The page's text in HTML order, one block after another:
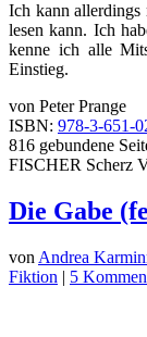
Ich kann allerdings
lesen kann. Ich
kenne ich alle
Einstieg.
von Peter Prange
ISBN: 978-3-651-
816 gebundene
FISCHER Scherz
Die Gabe
von Andrea
Fiktion | 5